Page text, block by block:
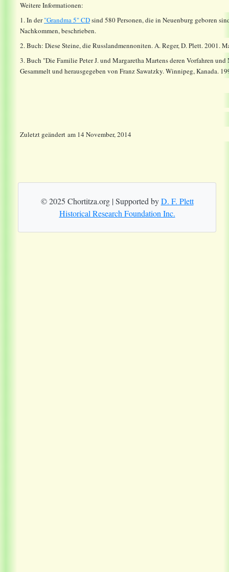
Weitere Informationen:
1. In der"Grandma 5" CDsind 580 Personen, die in Neuenburg geboren
Nachkommen, beschrieben.
2. Buch: Diese Steine, die Russlandmennoniten. A. Reger, D. Plett. 2001.
3. Buch "Die Familie Peter J. und Margaretha Martens deren Vorfahren
Gesammelt und herausgegeben von Franz Sawatzky. Winnipeg, Kanada.
Zuletzt geändert am 14 November, 2014
© 2025 Chortitza.org | Supported byD. F. Plett
Historical Research Foundation Inc.